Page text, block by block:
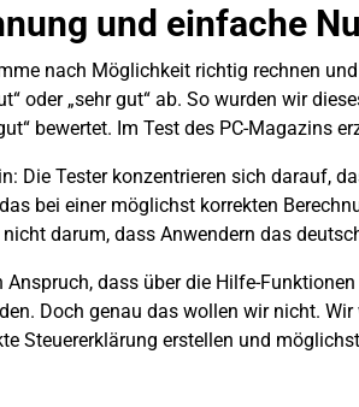
und einfache
nach Möglichkeit richtig rechnen
oder „sehr gut“ ab. So wurden wir
bewertet. Im Test des PC-Magazins
Die Tester konzentrieren sich darauf,
bei einer möglichst korrekten
darum, dass Anwendern das
dass über die Hilfe-
Doch genau das wollen wir nicht.
Steuererklärung erstellen und